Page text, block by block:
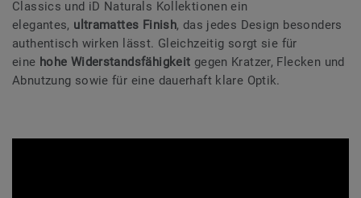
Classics und iD Naturals Kollektionen ein
elegantes, ultramattes Finish, das jedes Design besonders
authentisch wirken lässt. Gleichzeitig sorgt sie für
eine hohe Widerstandsfähigkeit gegen Kratzer, Flecken und
Abnutzung sowie für eine dauerhaft klare Optik.